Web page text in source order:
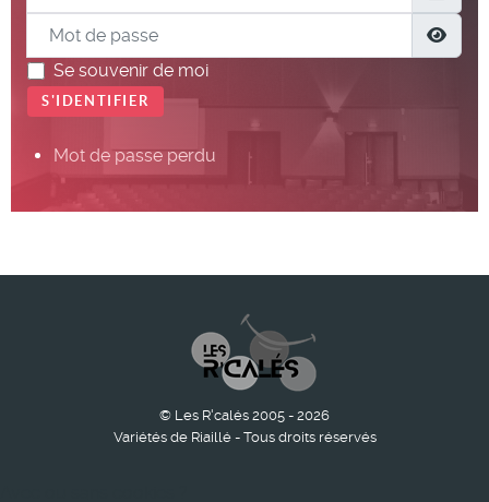
Mot de passe
Se souvenir de moi
S'IDENTIFIER
Mot de passe perdu
© Les R'calés 2005 - 2026
Variétés de Riaillé - Tous droits réservés